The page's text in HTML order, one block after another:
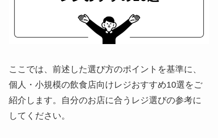
ここでは、前述した選び方のポイントを基準に、
個人・小規模の飲食店向けレジおすすめ10選をご
紹介します。自分のお店に合うレジ選びの参考に
してください。